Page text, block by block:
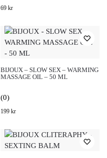
69 kr
BIJOUX – SLOW SEX – WARMING
MASSAGE OIL – 50 ML
(0)
199 kr